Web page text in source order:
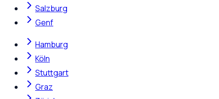
Salzburg
Genf
Hamburg
Köln
Stuttgart
Graz